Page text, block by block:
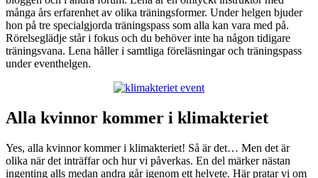
många års erfarenhet av olika träningsformer. Under helgen bjuder
hon på tre specialgjorda träningspass som alla kan vara med på.
Rörelseglädje står i fokus och du behöver inte ha någon tidigare
träningsvana. Lena håller i samtliga föreläsningar och träningspass
under eventhelgen.
Alla kvinnor kommer i klimakteriet
Yes, alla kvinnor kommer i klimakteriet! Så är det… Men det är
olika när det inträffar och hur vi påverkas. En del märker nästan
ingenting alls medan andra går igenom ett helvete. Här pratar vi om